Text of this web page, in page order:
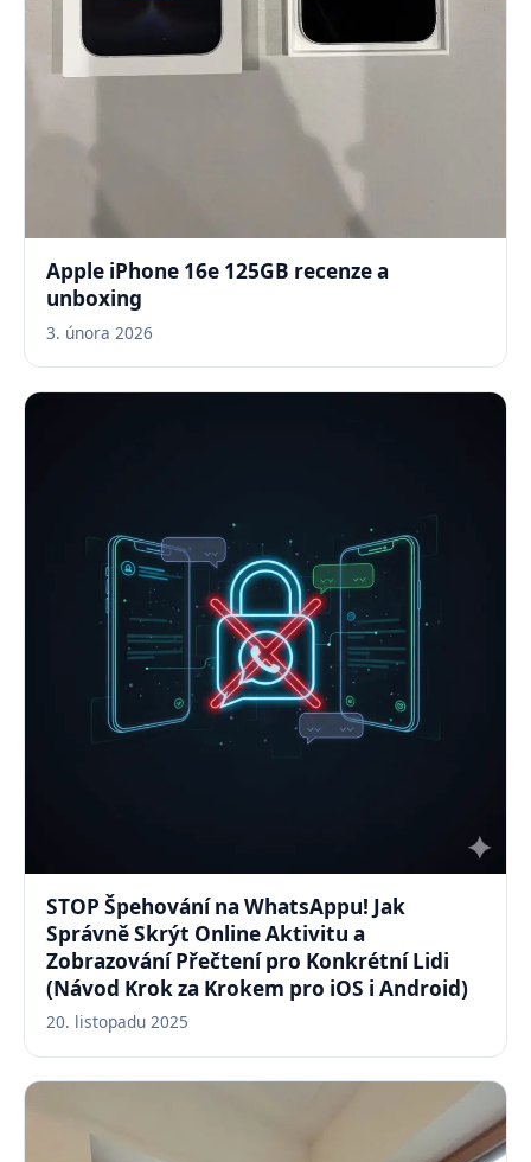
Apple iPhone 16e 125GB recenze a
unboxing
3. února 2026
STOP Špehování na WhatsAppu! Jak
Správně Skrýt Online Aktivitu a
Zobrazování Přečtení pro Konkrétní Lidi
(Návod Krok za Krokem pro iOS i Android)
20. listopadu 2025